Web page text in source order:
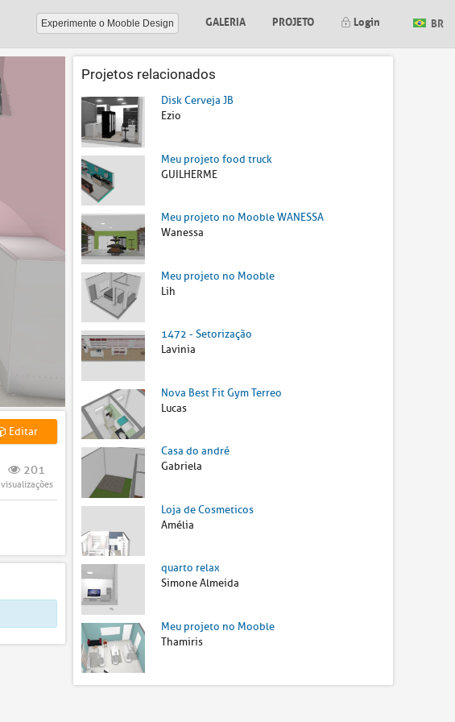
Experimente o Mooble Design GALERIA PROJETO Login BR
Editar
201
visualizações
Projetos relacionados
Disk Cerveja JB
Ezio
Meu projeto food truck
GUILHERME
Meu projeto no Mooble WANESSA
Wanessa
Meu projeto no Mooble
Lih
1472 - Setorização
Lavinia
Nova Best Fit Gym Terreo
Lucas
Casa do andré
Gabriela
Loja de Cosmeticos
Amélia
quarto relax
Simone Almeida
Meu projeto no Mooble
Thamiris